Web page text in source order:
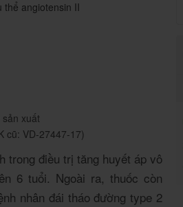
thể angiotensin II
xuất
cũ: VD-27447-17)
trong điều trị tăng huyết áp vô
6 tuổi. Ngoài ra, thuốc còn
nhân đái tháo đường type 2